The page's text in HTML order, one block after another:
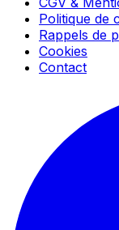
Politique de
Rappels de
Cookies
Contact